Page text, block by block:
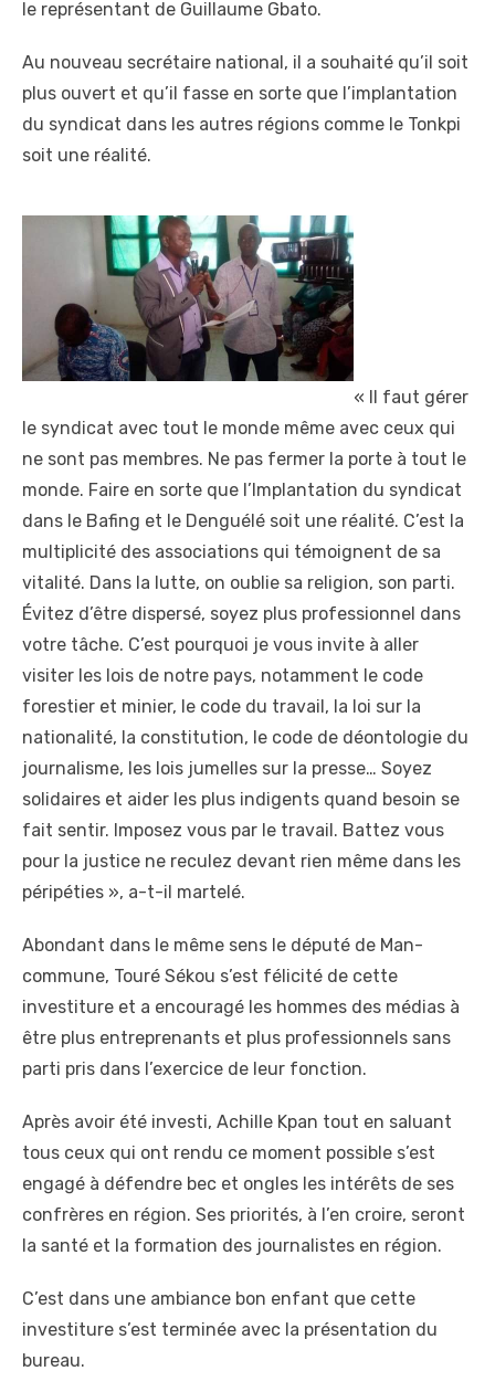
le représentant de Guillaume Gbato.
Au nouveau secrétaire national, il a souhaité qu’il soit
plus ouvert et qu’il fasse en sorte que l’implantation
du syndicat dans les autres régions comme le Tonkpi
soit une réalité.
« Il faut gérer
le syndicat avec tout le monde même avec ceux qui
ne sont pas membres. Ne pas fermer la porte à tout le
monde. Faire en sorte que l’Implantation du syndicat
dans le Bafing et le Denguélé soit une réalité. C’est la
multiplicité des associations qui témoignent de sa
vitalité. Dans la lutte, on oublie sa religion, son parti.
Évitez d’être dispersé, soyez plus professionnel dans
votre tâche. C’est pourquoi je vous invite à aller
visiter les lois de notre pays, notamment le code
forestier et minier, le code du travail, la loi sur la
nationalité, la constitution, le code de déontologie du
journalisme, les lois jumelles sur la presse… Soyez
solidaires et aider les plus indigents quand besoin se
fait sentir. Imposez vous par le travail. Battez vous
pour la justice ne reculez devant rien même dans les
péripéties », a-t-il martelé.
Abondant dans le même sens le député de Man-
commune, Touré Sékou s’est félicité de cette
investiture et a encouragé les hommes des médias à
être plus entreprenants et plus professionnels sans
parti pris dans l’exercice de leur fonction.
Après avoir été investi, Achille Kpan tout en saluant
tous ceux qui ont rendu ce moment possible s’est
engagé à défendre bec et ongles les intérêts de ses
confrères en région. Ses priorités, à l’en croire, seront
la santé et la formation des journalistes en région.
C’est dans une ambiance bon enfant que cette
investiture s’est terminée avec la présentation du
bureau.